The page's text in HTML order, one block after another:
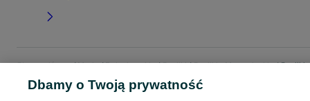
Strona główna Moda Buty damskie Szpilki Szpilki - Mazowieckie
Szpilki -
Pruszków
Dbamy o Twoją prywatność